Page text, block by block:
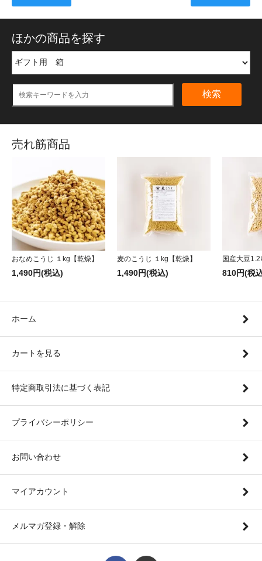
ほかの商品を探す
検索
売れ筋商品
おなめこうじ １kg【乾燥】
1,490円(税込)
麦のこうじ １kg【乾燥】
1,490円(税込)
国産大豆1.2
810円(税
ホーム
カートを見る
特定商取引法に基づく表記
プライバシーポリシー
お問い合わせ
マイアカウント
メルマガ登録・解除